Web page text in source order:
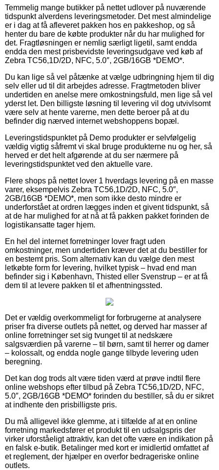
Temmelig mange butikker på nettet udlover på nuværende
tidspunkt alverdens leveringsmetoder. Det mest almindelige
er i dag at få afleveret pakken hos en pakkeshop, og så
henter du bare de købte produkter når du har mulighed for
det. Fragtløsningen er nemlig særligt ligetil, samt endda
endda den mest prisbevidste leveringsudgave ved køb af
Zebra TC56,1D/2D, NFC, 5.0″, 2GB/16GB *DEMO*.
Du kan lige så vel påtænke at vælge udbringning hjem til dig
selv eller ud til dit arbejdes adresse. Fragtmetoden bliver
undertiden en anelse mere omkostningsfuld, men lige så vel
yderst let. Den billigste løsning til levering vil dog utvivlsomt
være selv at hente varerne, men dette beroer på at du
befinder dig nærved internet webshoppens bopæl.
Leveringstidspunktet på Demo produkter er selvfølgelig
vældig vigtig såfremt vi skal bruge produkterne nu og her, så
herved er det helt afgørende at du ser nærmere på
leveringstidspunktet ved den aktuelle vare.
Flere shops på nettet lover 1 hverdags levering på en masse
varer, eksempelvis Zebra TC56,1D/2D, NFC, 5.0″,
2GB/16GB *DEMO*, men som ikke desto mindre er
underforstået at ordren lægges inden et givent tidspunkt, så
at de har mulighed for at nå at få pakken pakket forinden de
logistikansatte tager hjem.
En hel del internet forretninger lover fragt uden
omkostninger, men undertiden kræver det at du bestiller for
en bestemt pris. Som alternativ kan du vælge den mest
letkøbte form for levering, hvilket typisk – hvad end man
befinder sig i København, Thisted eller Svenstrup – er at få
dem til at levere pakken til et afhentningssted.
Det er vældig overkommeligt for forbrugerne at analysere
priser fra diverse outlets på nettet, og derved har masser af
online forretninger set sig tvunget til at nedskære
salgsværdien på varerne – til børn, samt til herrer og damer
– kolossalt, og endda nogle gange tilbyde levering uden
beregning.
Det kan dog trods alt være tiden værd at prøve indtil flere
online webshops efter tilbud på Zebra TC56,1D/2D, NFC,
5.0″, 2GB/16GB *DEMO* forinden du bestiller, så du er sikret
at indhente den prisbilligste pris.
Du må alligevel ikke glemme, at i tilfælde af at en online
forretning markedsfører et produkt til en udsalgspris der
virker uforståeligt attraktiv, kan det ofte være en indikation på
en falsk e-butik. Betalinger med kort er imidlertid omfattet af
et reglement, der hjælper en overfor bedrageriske online
outlets.